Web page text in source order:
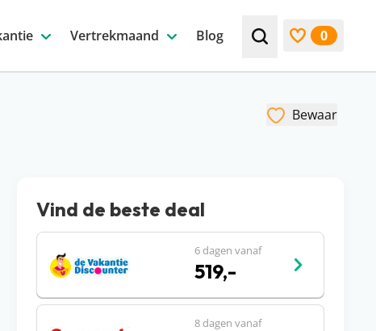
Vertrekmaand Blog Zoek bijv. een
0
Bewaar
Vind de beste deal
6 dagen vanaf
519,-
8 dagen vanaf